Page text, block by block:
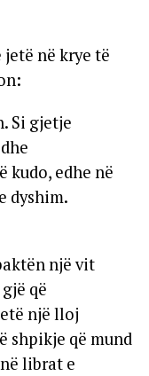
në krye të
Si gjetje
kudo, edhe në
dyshim.
një vit
që
një lloj
shpikje që mund
librat e